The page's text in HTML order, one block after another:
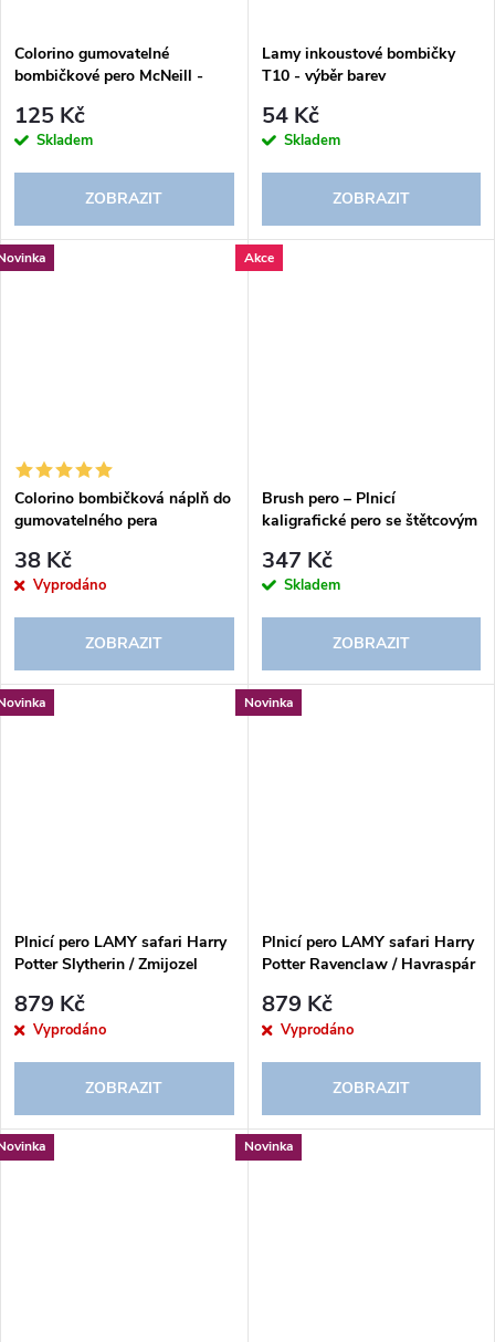
ů
Colorino gumovatelné
bombičkové pero McNeill -
125 Kč
Skladem
ZOBRAZIT
Lamy inkoustové bombičky
T10 - výběr barev
54 Kč
Skladem
ZOBRAZIT
Colorino bombičková náplň do
gumovatelného pera
38 Kč
Vyprodáno
ZOBRAZIT
Akce
Brush pero – Plnicí
kaligrafické pero se štětcovým
347 Kč
Skladem
ZOBRAZIT
Plnicí pero LAMY safari Harry
Potter Slytherin / Zmijozel
879 Kč
Vyprodáno
ZOBRAZIT
Novinka
Plnicí pero LAMY safari Harry
Potter Ravenclaw / Havraspár
879 Kč
Vyprodáno
ZOBRAZIT
Novinka